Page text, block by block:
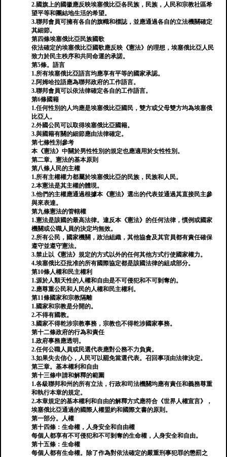
2.國旗上的國徽應反映埃塞俄比亞各民族，民族，人民和宗教社區希
望平等和團結地生活的希望。
3.聯邦會員可擁有各自的旗幟和標誌，並應通過各自的立法機關確定
其細節。
第四條埃塞俄比亞民族國歌
依法確定的埃塞俄比亞國歌應反映《憲法》的理想，埃塞俄比亞人民
致力於民主秩序和共同命運的承諾。
第5條。語言
1.所有埃塞俄比亞語言均應享有平等的國家承認。
2.阿姆哈拉語應為聯邦政府的工作語言。
3.聯邦會員可以依法律確定各自的工作語言。
第6條國籍
1.任何性別的人均應是埃塞俄比亞國民，雙方或父母雙方均為埃塞俄
比亞人。
2.外國公民可以取得埃塞俄比亞國籍。
3.與國籍有關的細節應由法律確定。
第七條性別參考
本《憲法》中關於男性性別的規定也應適用於女性性別。
第二章。憲法的基本原則
第八條人民的主權
1.所有主權權力都屬於埃塞俄比亞的民族，民族和人民。
2.本憲法是其主權的體現。
3.他們的主權應通過根據本《憲法》選出的代表並通過其直接民主參
與來表達。
第九條憲法的管轄權
1.憲法是該國的最高法律。違反本《憲法》的任何法律，慣例或國家
機關或公職人員的決定均無效。
2.所有公民，國家機關，政治組織，其他協會及其官員都有責任確保
遵守並遵守憲法。
3.禁止以《憲法》規定的方式以外的任何其他方式行使國家權力。
4.埃塞俄比亞批准的所有國際協定都是該國法律的組成部分。
第10條人權和民主權利
1.源於人類天性的人權和自由是不可侵犯和不可剝奪的。
2.應尊重公民和人民的人權和民主權利。
第11條國家和宗教隔離
1.國家和宗教是分開的。
2.不得有國教。
3.國家不得乾涉宗教事務，宗教也不得乾涉國家事務。
第十二條政府的行為和責任
1.政府事務應透明。
2.任何公職人員或民選代表應對公務不力負責。
3.如果失去信心，人民可以罷免當選代表。召回事項由法律決定。
第三章。基本權利和自由
第十三條申請和解釋的範圍
1.各級聯邦和州的所有立法，行政和司法機關均應有責任和義務尊重
和執行本章的規定。
2.本章規定的基本權利和自由的解釋方式應符合《世界人權宣言》，
埃塞俄比亞通過的國際人權盟約和國際文書的原則。
第一部分。人權
第十四條：生命權，人身安全和自由權
每個人都享有不可侵犯和不可剝奪的生命權，人身安全和自由。
第十五條：生命權
每個人都有生命權。除了作為對依法確定的嚴重刑事犯罪的懲罰之